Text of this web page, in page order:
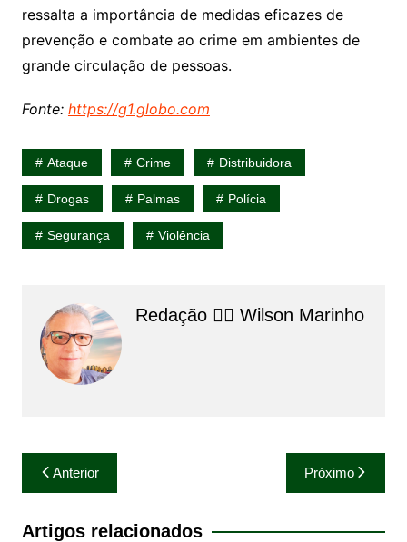
ressalta a importância de medidas eficazes de
prevenção e combate ao crime em ambientes de
grande circulação de pessoas.
Fonte: https://g1.globo.com
Ataque Crime Distribuidora
Drogas Palmas Polícia
Segurança Violência
Redação 👨‍⚖️​ Wilson Marinho
Navegação
de
Post
Anterior Próximo
Artigos relacionados